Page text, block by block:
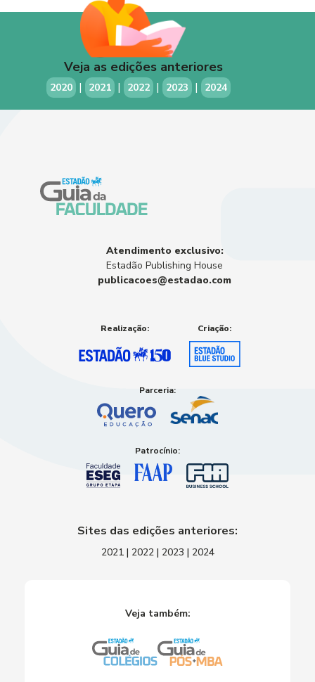
Veja as edições anteriores
2020 | 2021 | 2022 | 2023 | 2024
Atendimento exclusivo:
Estadão Publishing House
publicacoes@estadao.com
Realização: Criação:
Parceria:
Patrocínio:
Sites das edições anteriores:
2021| 2022| 2023 | 2024
Veja também: